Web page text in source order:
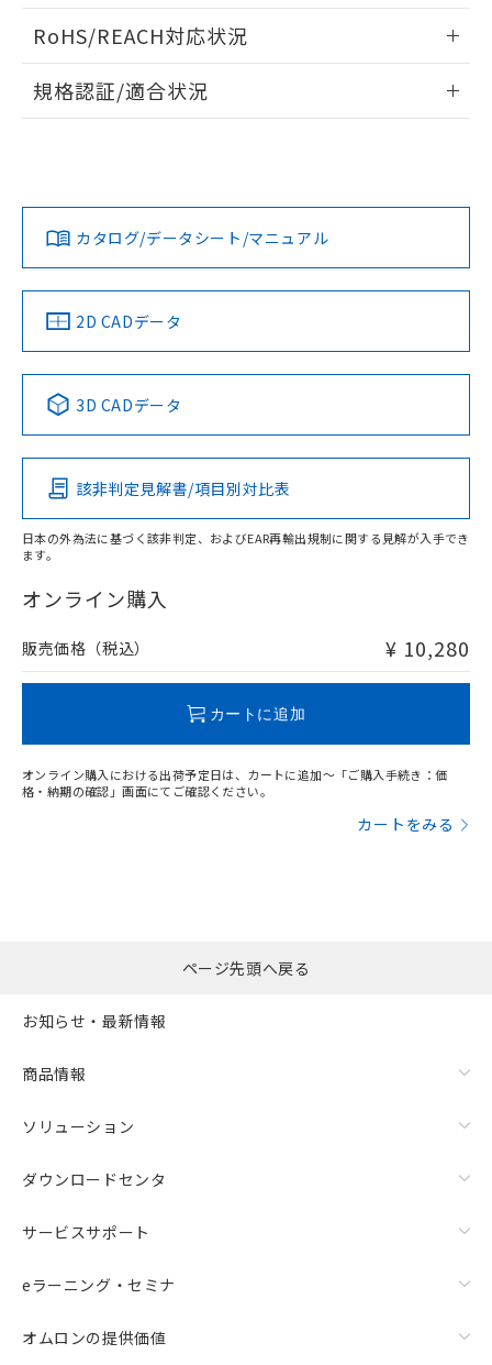
取りつけ穴加工図
ドすることができます。
ログイン/会員登録
ダウンロードデータをご利用いただく前に、以下を必ずお読
みください。
ソフトウェアの使用条件
RoHS/REACH対応状況
EU RoHS 注意事項・凡例
対応済み
中国 RoHS 注意事項・凡例
Pb Hg Cd Cr(VI)
O
在庫等で未対応品が混在する可能性があります。
問い合わせください。
規格認証/適合状況
LR型式承認
（イギリス
船舶規格）
DNV型式承認
（ノルウェー
BV型式承認
（フランス
KR型式
（韓国
No No No No
この製品の規格認証/適合状況ページへ
その他の認証はこちらのページからご検索ください
カタログ/データシート/マニュアル
2D CADデータ
3D CADデータ
該非判定見解書/項目別対比表
日本の外為法に基づく該非判定、およびEAR再輸出規制に関する見解が入手でき
ます。
オンライン購入
販売価格（税込） ¥ 10,280
カートに追加
オンライン購入における出荷予定日は、カートに追加～「ご購入手続き：価
格・納期の確認」画面にてご確認ください。
カートをみる
欄に対応日を記載しておりました。
既に当社にて対応品への在庫切替を完了
り、2022年1月12日より割愛しておりま
す。
ページ先頭へ戻る
お知らせ・最新情報
商品情報
ソリューション
ダウンロードセンタ
サービスサポート
eラーニング・セミナ
オムロンの提供価値